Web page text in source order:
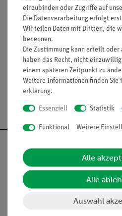
Lieferumfang
Media / Downloads
Nach
einzubinden oder Zugriffe auf
Die Datenverarbeitung erfolgt
Wir teilen Daten mit Dritten, die
benennen.
Die Zustimmung kann erteilt oder
haben das Recht, nicht
einem späteren Zeitpunkt zu
Weitere Informationen finden Sie
erklärung.
Essenziell Statistik
Funktional Weitere
Alle
Alle
Auswahl